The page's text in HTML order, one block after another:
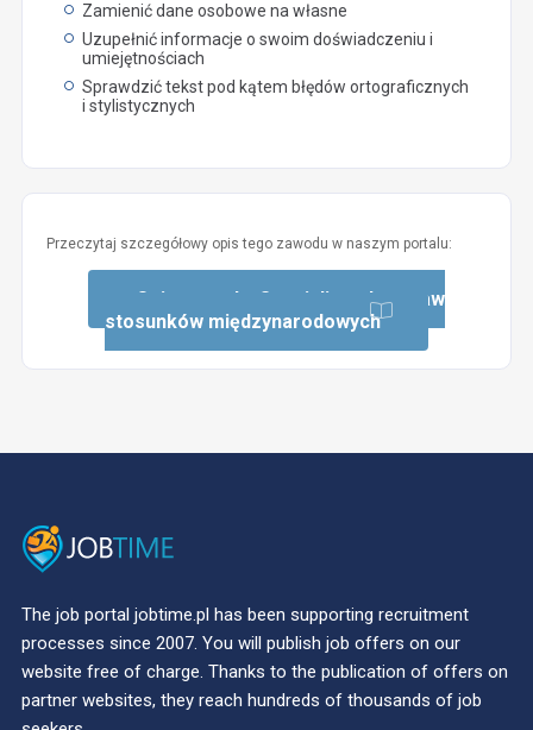
Zamienić dane osobowe na własne
Uzupełnić informacje o swoim doświadczeniu i
umiejętnościach
Sprawdzić tekst pod kątem błędów ortograficznych
i stylistycznych
Przeczytaj szczegółowy opis tego zawodu w naszym portalu:
Opis zawodu: Specjalista do spraw
stosunków międzynarodowych
The job portal jobtime.pl has been supporting recruitment
processes since 2007. You will publish job offers on our
website free of charge. Thanks to the publication of offers on
partner websites, they reach hundreds of thousands of job